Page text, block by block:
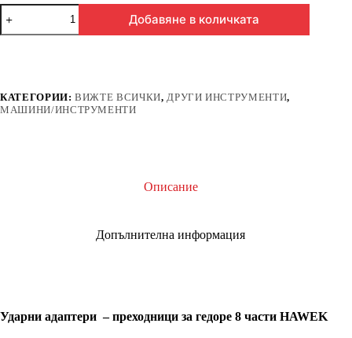
количество
за
УДАРНИ
ГЕДОРЕ
8
Добавяне в количката
КАТЕГОРИИ:ВИЖТЕ ВСИЧКИ, ДРУГИ ИНСТРУМЕНТИ,
МАШИНИ/ИНСТРУМЕНТИ
Описание
Допълнителна информация
Ударни адаптери – преходници за гедоре 8 части HAWEK